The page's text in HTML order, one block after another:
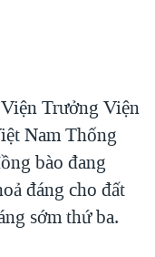
QUÁ KHỨ VÀ HIỆN
Trưởng Viện
Nam Thống
bào đang
đáng cho đất
sớm thứ ba.